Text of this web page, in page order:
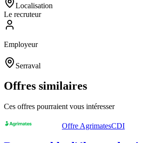
Localisation
Le recruteur
Employeur
Serraval
Offres similaires
Ces offres pourraient vous intéresser
Offre AgrimatesCDI